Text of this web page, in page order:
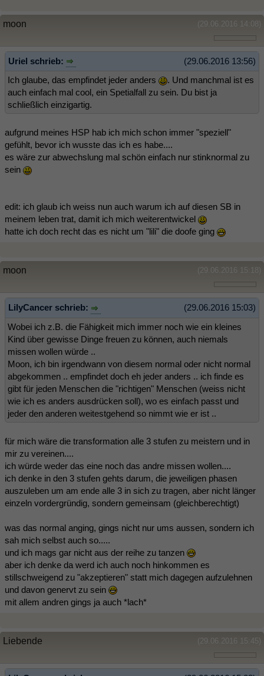
(29.06.2016 14:08)
moon
(29.06.2016 13:56)
Uriel schrieb:
Ich glaube, das empfindet jeder anders
. Und manchmal ist es
auch einfach mal cool, ein Spetialfall zu sein. Du bist ja
schließlich einzigartig.
aufgrund meines HSP hab ich mich schon immer "speziell"
gefühlt, bevor ich wusste das ich es habe....
es wäre zur abwechslung mal schön einfach nur stinknormal zu
sein
edit: ich glaub ich weiss nun auch warum ich auf diesen SB in
meinem leben trat, damit ich mich weiterentwickel
hatte ich doch recht das es nicht um "lili" die doofe ging
(29.06.2016 15:18)
moon
(29.06.2016 15:03)
LilyCancer schrieb:
Wobei ich z.B. die Fähigkeit mich immer noch wie ein kleines
Kind über gewisse Dinge freuen zu können, auch niemals
missen wollen würde ..
Moon, ich bin irgendwann von diesem normal oder nicht normal
abgekommen .. empfindet doch eh jeder anders .. ich finde es
gibt für jeden Menschen die "richtigen" Menschen (weiss nicht
wie ich es anders ausdrücken soll), wo es einfach passt und
jeder den anderen weitestgehend so nimmt wie er ist ..
für mich wäre die transformation alle 3 stufen zu meistern und in
mir zu vereinen....
ich würde weder das eine noch das andre missen wollen....
ich denke in den 3 stufen gehts darum, die jeweiligen phasen
auszuleben um am ende alle 3 in sich zu tragen, aber nicht länger
einzeln vordergründig, sondern gemeinsam (gleichberechtigt)
was das normal anging, gings nicht nur ums aussen, sondern ich
sah mich selbst auch so.....
und ich mags gar nicht aus der reihe zu tanzen
aber ich denke da werd ich auch noch hinkommen es
stillschweigend zu "akzeptieren" statt mich dagegen aufzulehnen
und davon genervt zu sein
mit allem andren gings ja auch *lach*
(29.06.2016 15:45)
Liebende